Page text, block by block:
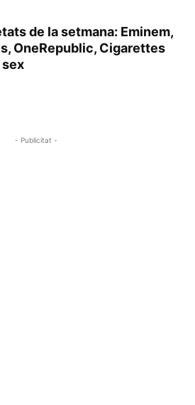
de la setmana: Eminem,
OneRepublic, Cigarettes
- Publicitat -